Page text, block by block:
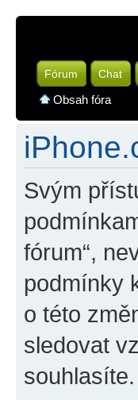
Fórum Chat
Obsah fóra
Svým
fórum“,
podmínky
o této
sledovat
souhlasíte.